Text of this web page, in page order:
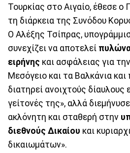
Τουρκίας στο Αιγαίο, έθεσε
τη διάρκεια της Συνόδου
Ο Αλέξης Τσίπρας,
συνεχίζει να αποτελεί
ειρήνης και ασφάλειας για
Μεσόγειο και τα Βαλκάνια
διατηρεί ανοιχτούς δίαυλους
γείτονές της», αλλά
ακλόνητη και σταθερή στην
διεθνούς Δικαίου και
δικαιωμάτων».